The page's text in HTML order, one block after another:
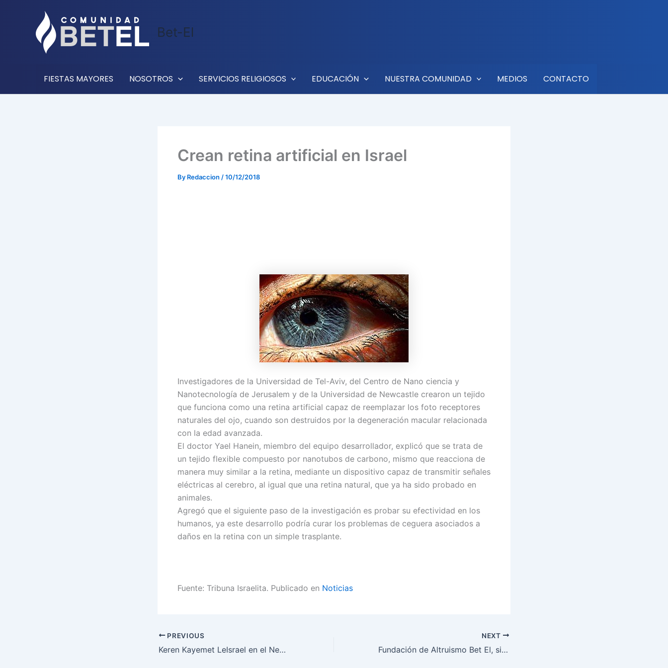
Bet-El
FIESTAS MAYORES NOSOTROS SERVICIOS RELIGIOSOS EDUCACIÓN NUESTRA COMUNIDAD MEDIOS CONTACTO
Crean retina artificial en Israel
By Redaccion /10/12/2018
Investigadores de la Universidad de Tel-Aviv, del Centro de Nano ciencia y
Nanotecnología de Jerusalem y de la Universidad de Newcastle crearon un tejido
que funciona como una retina artificial capaz de reemplazar los foto receptores
naturales del ojo, cuando son destruidos por la degeneración macular relacionada
con la edad avanzada.
El doctor Yael Hanein, miembro del equipo desarrollador, explicó que se trata de
un tejido flexible compuesto por nanotubos de carbono, mismo que reacciona de
manera muy similar a la retina, mediante un dispositivo capaz de transmitir señales
eléctricas al cerebro, al igual que una retina natural, que ya ha sido probado en
animales.
Agregó que el siguiente paso de la investigación es probar su efectividad en los
humanos, ya este desarrollo podría curar los problemas de ceguera asociados a
daños en la retina con un simple trasplante.
Fuente: Tribuna Israelita. Publicado en Noticias
PREVIOUS
Keren Kayemet LeIsrael en el Negev occidental y en la frontera de Gaza
NEXT
Fundación de Altruismo Bet El, siempre ayudando a quien más lo necesita